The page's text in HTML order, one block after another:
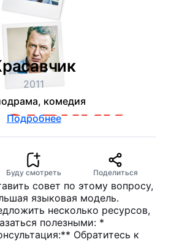
2011
комедия
Подробнее
Буду смотреть Поделиться
совет по этому вопросу,
языковая модель.
несколько ресурсов,
полезными: *
Обратитесь к